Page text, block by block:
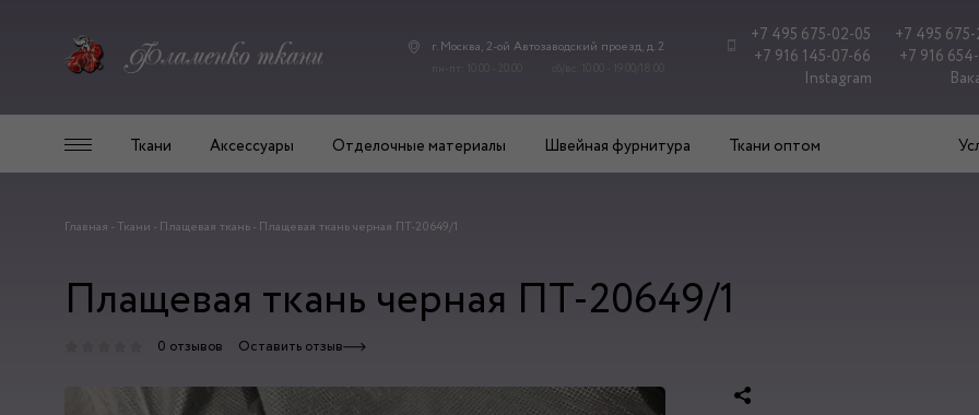
г. Москва, 2-ой Автозаводский проезд, д. 2
+7 495 675-02-05
+7 495
+7 916 145-07-66
+7 916
Instagram
Ткани Аксессуары Отделочные материалы Швейная фурнитура Ткани оптом
Главная - Ткани - Плащевая ткань- Плащевая ткань черная ПТ-20649/1
Плащевая ткань черная ПТ-20649/1
0 отзывов Оставить отзыв